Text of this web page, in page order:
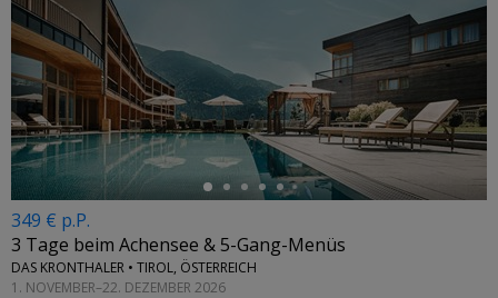
←
349 € p.P.
3 Tage beim Achensee & 5-Gang-Menüs
DAS KRONTHALER • TIROL, ÖSTERREICH
1. NOVEMBER–22. DEZEMBER 2026